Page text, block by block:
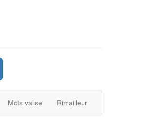
Mots valise Rimailleur